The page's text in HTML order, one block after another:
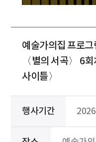
예술가의집 프로
〈별의 서곡〉 6
사이틀〉
행사기간